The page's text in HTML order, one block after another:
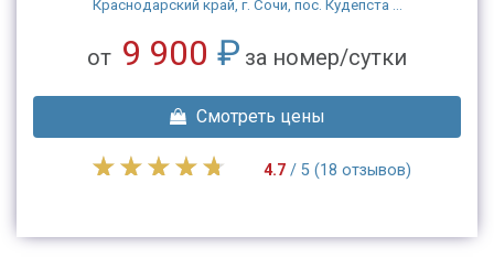
Краснодарский край, г. Сочи, пос. Кудепста ...
от 9 900 ₽ за номер/сутки
Смотреть цены
4.7/ 5 (18 отзывов)